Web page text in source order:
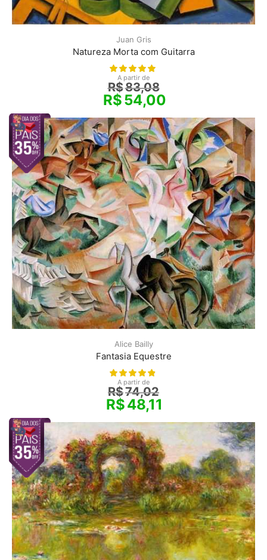
Juan Gris
Natureza Morta com Guitarra
A partir de
R$83,08
R$54,00
Alice Bailly
Fantasia Equestre
A partir de
R$74,02
R$48,11